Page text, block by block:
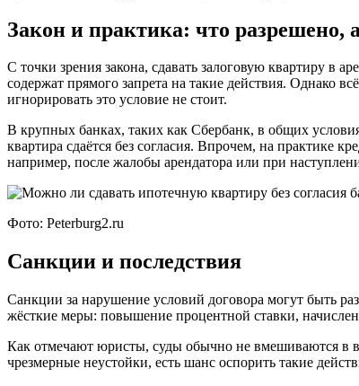
Закон и практика: что разрешено,
С точки зрения закона, сдавать залоговую квартиру в
содержат прямого запрета на такие действия. Однако
игнорировать это условие не стоит.
В крупных банках, таких как Сбербанк, в общих
квартира сдаётся без согласия. Впрочем, на практике
например, после жалобы арендатора или при
Фото: Peterburg2.ru
Санкции и последствия
Санкции за нарушение условий договора могут быть
жёсткие меры: повышение процентной ставки,
Как отмечают юристы, суды обычно не вмешиваются в
чрезмерные неустойки, есть шанс оспорить такие